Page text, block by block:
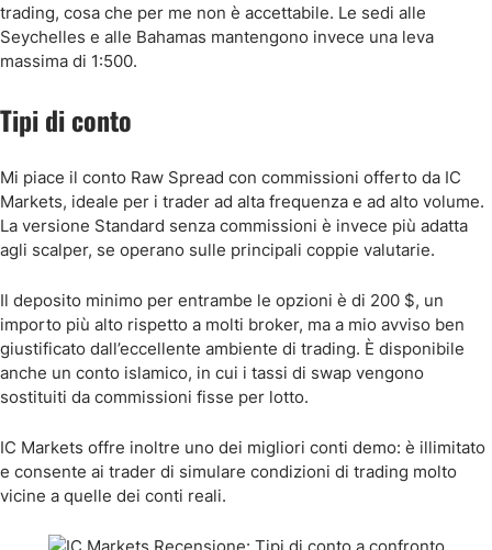
trading, cosa che per me non è accettabile. Le sedi alle
Seychelles e alle Bahamas mantengono invece una leva
massima di 1:500.
Tipi di conto
Mi piace il conto Raw Spread con commissioni offerto da IC
Markets, ideale per i trader ad alta frequenza e ad alto volume.
La versione Standard senza commissioni è invece più adatta
agli scalper, se operano sulle principali coppie valutarie.
Il deposito minimo per entrambe le opzioni è di 200 $, un
importo più alto rispetto a molti broker, ma a mio avviso ben
giustificato dall’eccellente ambiente di trading. È disponibile
anche un conto islamico, in cui i tassi di swap vengono
sostituiti da commissioni fisse per lotto.
IC Markets offre inoltre uno dei migliori conti demo: è illimitato
e consente ai trader di simulare condizioni di trading molto
vicine a quelle dei conti reali.